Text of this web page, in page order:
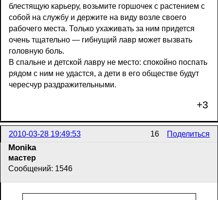
блестящую карьеру, возьмите горшочек с растением с
собой на службу и держите на виду возле своего
рабочего места. Только ухаживать за ним придется
очень тщательно — гибнущий лавр может вызвать
головную боль.
В спальне и детской лавру не место: спокойно поспать
рядом с ним не удастся, а дети в его обществе будут
чересчур раздражительными.
+3
Поделиться
16
2010-03-28 19:49:53
Monika
мастер
Сообщений: 1546